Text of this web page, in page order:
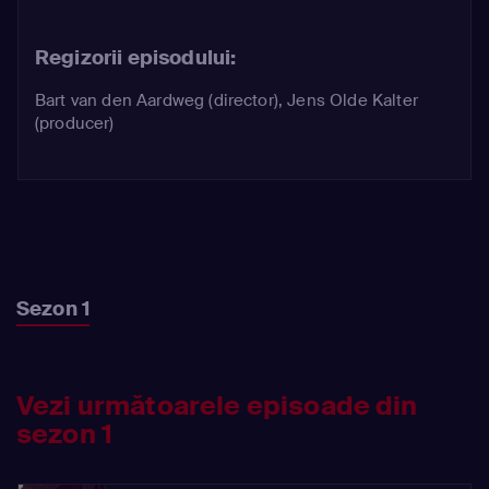
Regizorii episodului:
Bart van den Aardweg (director), Jens Olde Kalter
(producer)
Sezon 1
Vezi următoarele episoade din
sezon 1